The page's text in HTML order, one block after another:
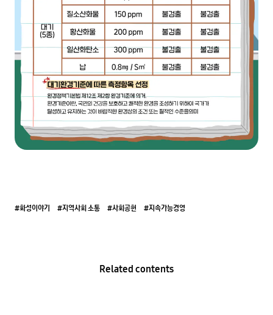
#화성이야기 #지역사회 소통 #사회공헌 #지속가능경영
Related contents